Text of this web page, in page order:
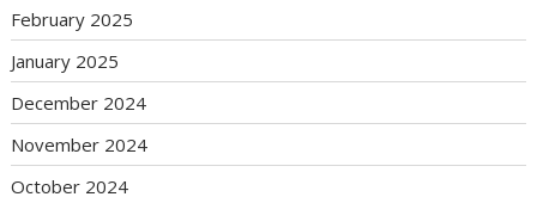
February 2025
January 2025
December 2024
November 2024
October 2024